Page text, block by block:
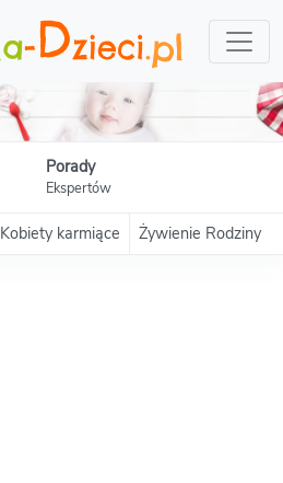
Porady
Ekspertów
Kobiety karmiące Żywienie Rodziny